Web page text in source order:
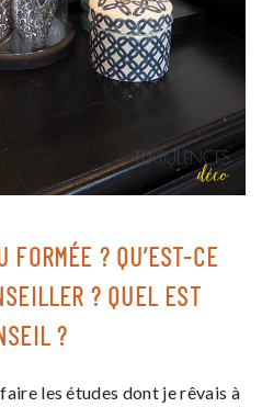
FORMÉE ? QU’EST-CE
? QUEL EST
?
les études dont je rêvais à